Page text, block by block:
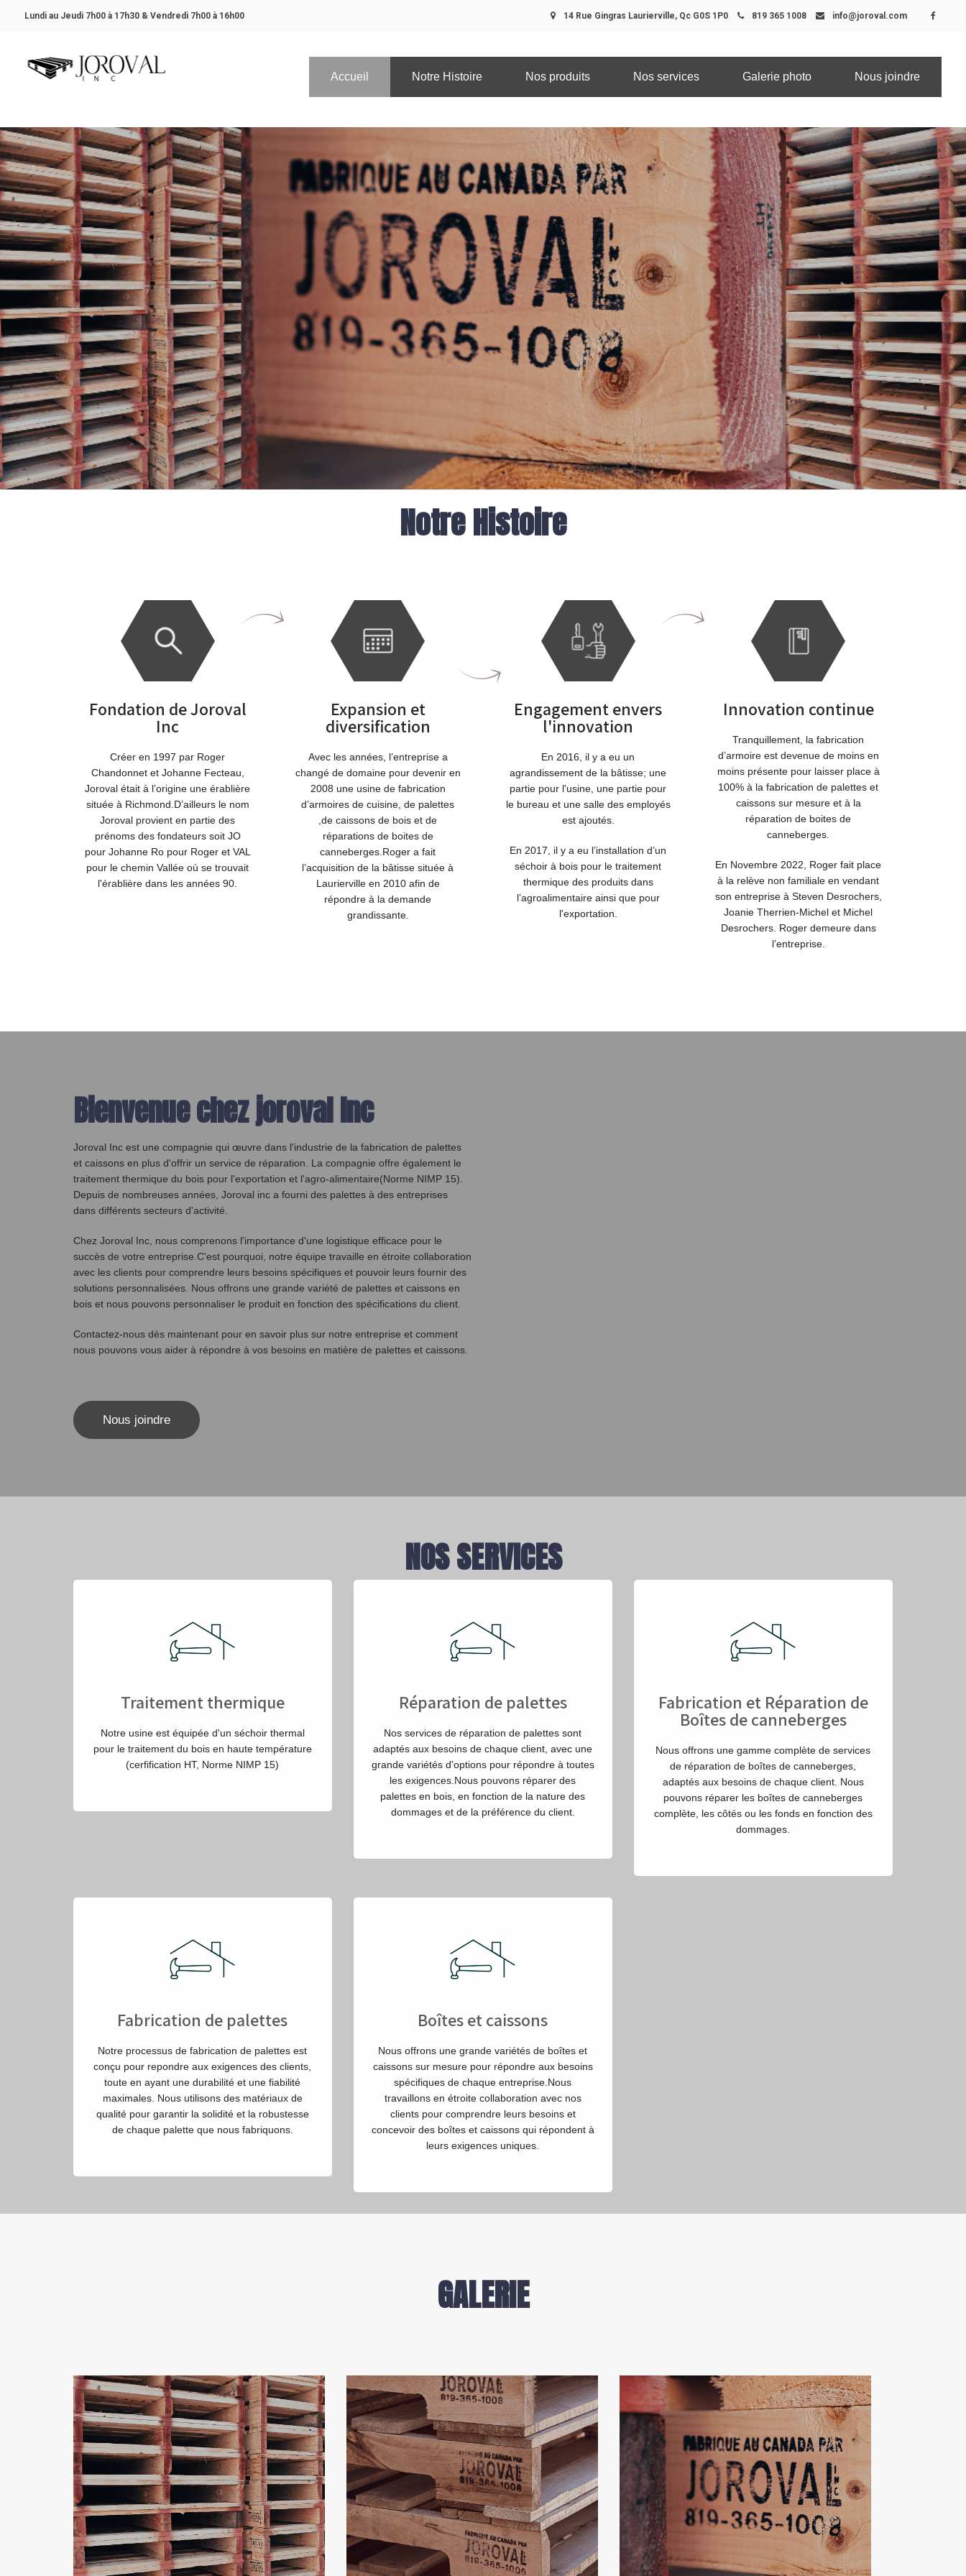
Lundi au Jeudi 7h00 à 17h30 & Vendredi 7h00 à 16h00 14 Rue Gingras Laurierville, Qc G0S 1P0 819 365 1008 info@joroval.com
Accueil Notre Histoire Nos produits Nos services Galerie photo Nous joindre
Notre Histoire
Fondation de Joroval
Inc
Créer en 1997 par Roger
Chandonnet et Johanne Fecteau,
Joroval était à l’origine une érablière
située à Richmond.D’ailleurs le nom
Joroval provient en partie des
prénoms des fondateurs soit JO
pour Johanne Ro pour Roger et VAL
pour le chemin Vallée où se trouvait
l'érablière dans les années 90.
Expansion et
diversification
Avec les années, l’entreprise a
changé de domaine pour devenir en
2008 une usine de fabrication
d’armoires de cuisine, de palettes
,de caissons de bois et de
réparations de boites de
canneberges.Roger a fait
l’acquisition de la bâtisse située à
Laurierville en 2010 afin de
répondre à la demande
grandissante.
Engagement envers
l'innovation
En 2016, il y a eu un
agrandissement de la bâtisse; une
partie pour l'usine, une partie pour
le bureau et une salle des employés
est ajoutés.
En 2017, il y a eu l’installation d’un
séchoir à bois pour le traitement
thermique des produits dans
l’agroalimentaire ainsi que pour
l'exportation.
Innovation continue
Tranquillement, la fabrication
d’armoire est devenue de moins en
moins présente pour laisser place à
100% à la fabrication de palettes et
caissons sur mesure et à la
réparation de boites de
canneberges.
En Novembre 2022, Roger fait place
à la relève non familiale en vendant
son entreprise à Steven Desrochers,
Joanie Therrien-Michel et Michel
Desrochers. Roger demeure dans
l’entreprise.
Bienvenue chez joroval Inc
Joroval Inc est une compagnie qui œuvre dans l'industrie de la fabrication de palettes
et caissons en plus d'offrir un service de réparation. La compagnie offre également le
traitement thermique du bois pour l'exportation et l'agro-alimentaire(Norme NIMP 15).
Depuis de nombreuses années, Joroval inc a fourni des palettes à des entreprises
dans différents secteurs d'activité.
Chez Joroval Inc, nous comprenons l'importance d'une logistique efficace pour le
succès de votre entreprise.C'est pourquoi, notre équipe travaille en étroite collaboration
avec les clients pour comprendre leurs besoins spécifiques et pouvoir leurs fournir des
solutions personnalisées. Nous offrons une grande variété de palettes et caissons en
bois et nous pouvons personnaliser le produit en fonction des spécifications du client.
Contactez-nous dès maintenant pour en savoir plus sur notre entreprise et comment
nous pouvons vous aider à répondre à vos besoins en matière de palettes et caissons.
Nous joindre
NOS SERVICES
Traitement thermique
Notre usine est équipée d'un séchoir thermal
pour le traitement du bois en haute température
(cerfification HT, Norme NIMP 15)
Réparation de palettes
Nos services de réparation de palettes sont
adaptés aux besoins de chaque client, avec une
grande variétés d'options pour répondre à toutes
les exigences.Nous pouvons réparer des
palettes en bois, en fonction de la nature des
dommages et de la préférence du client.
Fabrication et Réparation de
Boîtes de canneberges
Nous offrons une gamme complète de services
de réparation de boîtes de canneberges,
adaptés aux besoins de chaque client. Nous
pouvons réparer les boîtes de canneberges
complète, les côtés ou les fonds en fonction des
dommages.
Fabrication de palettes
Notre processus de fabrication de palettes est
conçu pour repondre aux exigences des clients,
toute en ayant une durabilité et une fiabilité
maximales. Nous utilisons des matériaux de
qualité pour garantir la solidité et la robustesse
de chaque palette que nous fabriquons.
Boîtes et caissons
Nous offrons une grande variétés de boîtes et
caissons sur mesure pour répondre aux besoins
spécifiques de chaque entreprise.Nous
travaillons en étroite collaboration avec nos
clients pour comprendre leurs besoins et
concevoir des boîtes et caissons qui répondent à
leurs exigences uniques.
GALERIE